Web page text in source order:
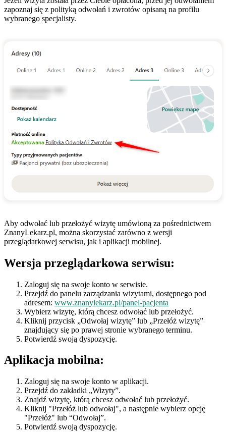
zapoznaj się z polityką odwołań i zwrotów opisaną na profilu
wybranego specjalisty.
Aby odwołać lub przełożyć wizytę umówioną za pośrednictwem
ZnanyLekarz.pl, można skorzystać zarówno z wersji
przeglądarkowej serwisu, jak i aplikacji mobilnej.
Wersja przeglądarkowa serwisu:
Zaloguj się na swoje konto w serwisie.
Przejdź do panelu zarządzania wizytami, dostępnego pod
adresem: www.znanylekarz.pl/panel-pacjenta
Wybierz wizytę, którą chcesz odwołać lub przełożyć.
Kliknij przycisk „Odwołaj wizytę” lub „Przełóż wizytę”
znajdujący się po prawej stronie wybranego terminu.
Potwierdź swoją dyspozycję.
Aplikacja mobilna:
Zaloguj się na swoje konto w aplikacji.
Przejdź do zakładki „Wizyty”.
Znajdź wizytę, którą chcesz odwołać lub przełożyć.
Kliknij "Przełóż lub odwołaj", a następnie wybierz opcję
"Przełóż" lub “Odwołaj”.
Potwierdź swoją dyspozycję.